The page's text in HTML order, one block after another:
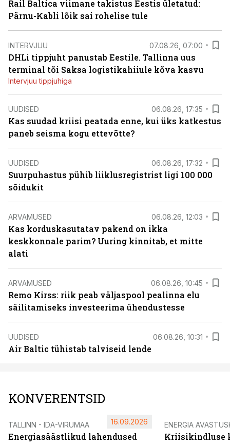
Rail Baltica viimane takistus Eestis ületatud:
Pärnu-Kabli lõik sai rohelise tule
INTERVJUU 07.08.26, 07:00
DHLi tippjuht panustab Eestile. Tallinna uus
terminal tõi Saksa logistikahiiule kõva kasvu
Intervjuu tippjuhiga
UUDISED 06.08.26, 17:35
Kas suudad kriisi peatada enne, kui üks katkestus
paneb seisma kogu ettevõtte?
UUDISED 06.08.26, 17:32
Suurpuhastus pühib liiklusregistrist ligi 100 000
sõidukit
ARVAMUSED 06.08.26, 12:03
Kas korduskasutatav pakend on ikka
keskkonnale parim? Uuring kinnitab, et mitte
alati
ARVAMUSED 06.08.26, 10:45
Remo Kirss: riik peab väljaspool pealinna elu
säilitamiseks investeerima ühendustesse
UUDISED 06.08.26, 10:31
Air Baltic tühistab talviseid lende
KONVERENTSID
TALLINN - IDA-VIRUMAA
Energiasäästlikud lahendused
16.09.2026 ENERGIA
Kriisikindluse